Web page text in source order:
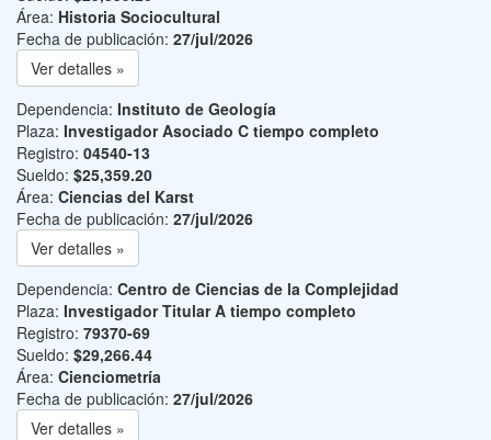
Área: Historia Sociocultural
Fecha de publicación: 27/jul/2026
Ver detalles »
Dependencia: Instituto de Geología
Plaza: Investigador Asociado C tiempo completo
Registro: 04540-13
Sueldo: $25,359.20
Área: Ciencias del Karst
Fecha de publicación: 27/jul/2026
Ver detalles »
Dependencia: Centro de Ciencias de la Complejidad
Plaza: Investigador Titular A tiempo completo
Registro: 79370-69
Sueldo: $29,266.44
Área: Cienciometría
Fecha de publicación: 27/jul/2026
Ver detalles »